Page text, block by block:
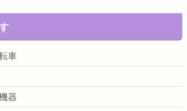
車
器